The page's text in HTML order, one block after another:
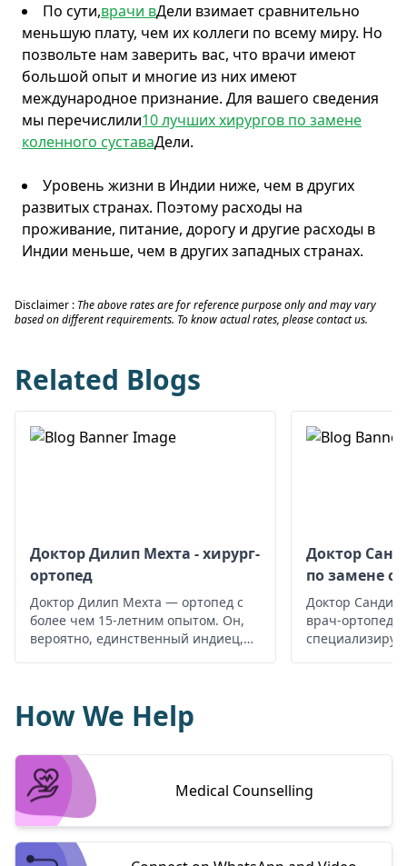
По сути,врачи вДели взимает сравнительно
меньшую плату, чем их коллеги по всему миру. Но
позвольте нам заверить вас, что врачи имеют
большой опыт и многие из них имеют
международное признание. Для вашего сведения
мы перечислили10 лучших хирургов по замене
коленного суставаДели.
Уровень жизни в Индии ниже, чем в других
развитых странах. Поэтому расходы на
проживание, питание, дорогу и другие расходы в
Индии меньше, чем в других западных странах.
Disclaimer : The above rates are for reference purpose only and may vary
based on different requirements. To know actual rates, please contact us.
Related Blogs
Доктор Дилип Мехта - хирург-
ортопед
Доктор Дилип Мехта — ортопед с
более чем 15-летним опытом. Он,
вероятно, единственный индиец,
доктором Беркхартом в САОГ, штат
Техас, США. Доктор Дилип удостоен
замене суставов в Раджастане по
версии награды в области
врожденного здравоохранения.
Доктор
по замене
Доктор
врач-ортопед
нему со всей
How We Help
Medical Counselling